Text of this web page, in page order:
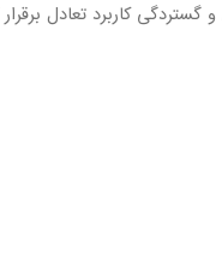
کاربرد تعادل